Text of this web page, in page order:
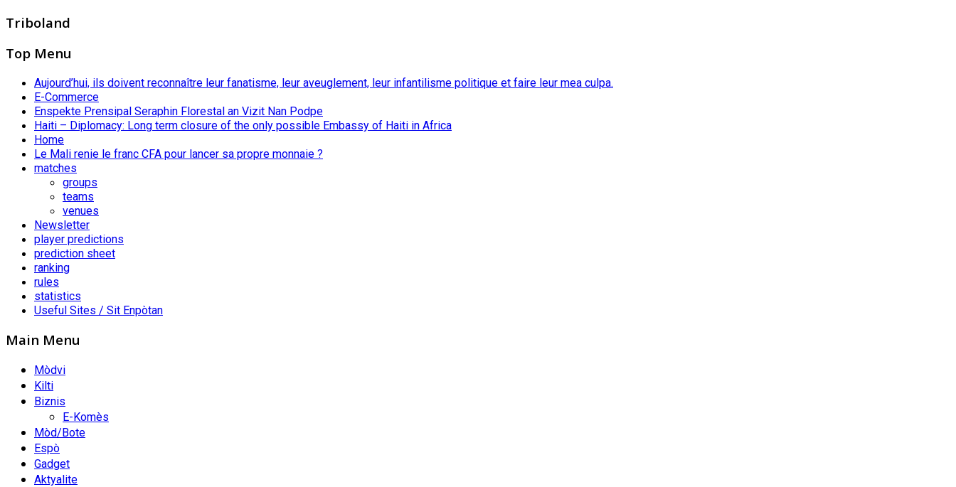
Triboland
Top Menu
Aujourd’hui, ils doivent reconnaître leur fanatisme, leur aveuglement, leur infantilisme politique et faire leur mea culpa.
E-Commerce
Enspekte Prensipal Seraphin Florestal an Vizit Nan Podpe
Haiti – Diplomacy: Long term closure of the only possible Embassy of Haiti in Africa
Home
Le Mali renie le franc CFA pour lancer sa propre monnaie ?
matches
groups
teams
venues
Newsletter
player predictions
prediction sheet
ranking
rules
statistics
Useful Sites / Sit Enpòtan
Main Menu
Mòdvi
Kilti
Biznis
E-Komès
Mòd/Bote
Espò
Gadget
Aktyalite